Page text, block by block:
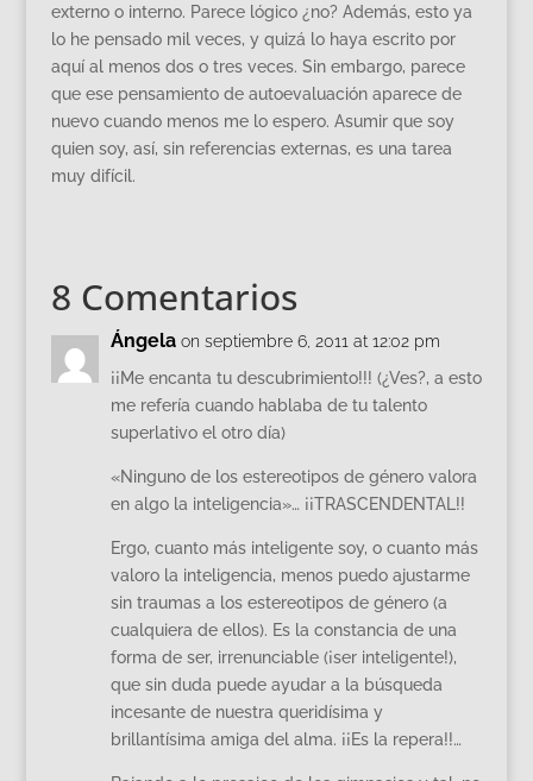
externo o interno. Parece lógico ¿no? Además, esto ya
lo he pensado mil veces, y quizá lo haya escrito por
aquí al menos dos o tres veces. Sin embargo, parece
que ese pensamiento de autoevaluación aparece de
nuevo cuando menos me lo espero. Asumir que soy
quien soy, así, sin referencias externas, es una tarea
muy difícil.
8 Comentarios
Ángela on septiembre 6, 2011 at 12:02 pm
¡¡Me encanta tu descubrimiento!!! (¿Ves?, a esto
me refería cuando hablaba de tu talento
superlativo el otro día)
«Ninguno de los estereotipos de género valora
en algo la inteligencia»… ¡¡TRASCENDENTAL!!
Ergo, cuanto más inteligente soy, o cuanto más
valoro la inteligencia, menos puedo ajustarme
sin traumas a los estereotipos de género (a
cualquiera de ellos). Es la constancia de una
forma de ser, irrenunciable (¡ser inteligente!),
que sin duda puede ayudar a la búsqueda
incesante de nuestra queridísima y
brillantísima amiga del alma. ¡¡Es la repera!!…